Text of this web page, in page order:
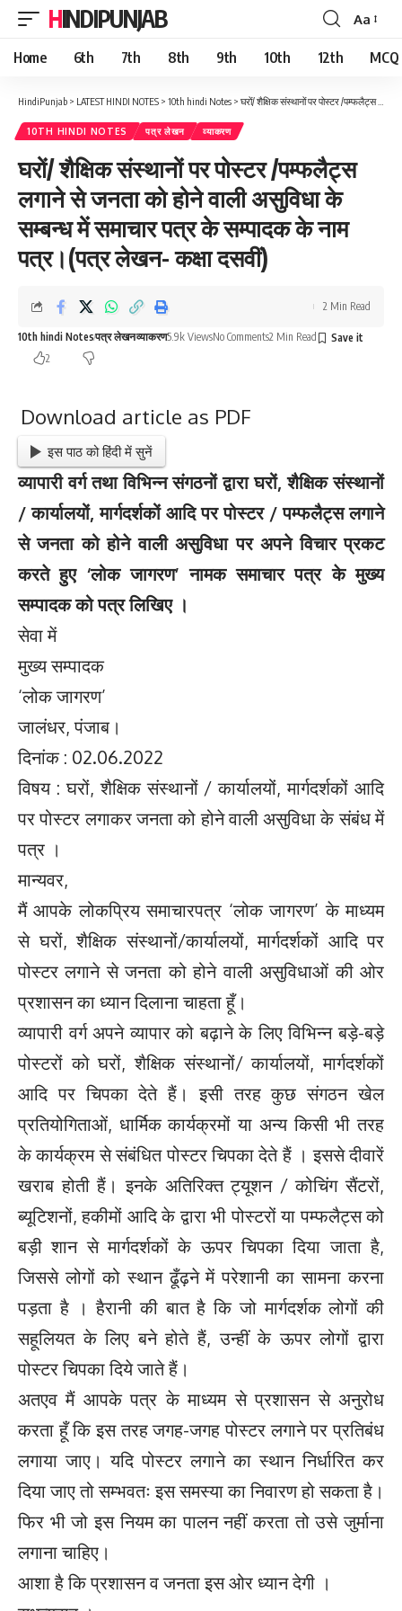
HINDIPUNJAB
Font
Resizer
Aa
Home 6th 7th 8th 9th 10th 12th MCQ
HindiPunjab > LATEST HINDI NOTES > 10th hindi Notes > घरों/ शैक्षिक संस्थानों पर पोस्टर /पम्फलैट्स लगाने से जनता को होने वाली असुविधा के सम्बन्ध में समाचार पत्र के सम्पादक के नाम पत्र।(पत्र लेखन- कक्षा दसवीं)
10TH HINDI NOTES पत्र लेखन व्याकरण
घरों/ शैक्षिक संस्थानों पर पोस्टर /पम्फलैट्स
लगाने से जनता को होने वाली असुविधा के
सम्बन्ध में समाचार पत्र के सम्पादक के नाम
पत्र।(पत्र लेखन- कक्षा दसवीं)
10th hindi Notesपत्र लेखनव्याकरण5.9k ViewsNo Comments2 Min Read
2
2 Min Read
Download article as PDF
इस पाठ को हिंदी में सुनें
व्यापारी वर्ग तथा विभिन्न संगठनों द्वारा घरों, शैक्षिक संस्थानों
/ कार्यालयों, मार्गदर्शकों आदि पर पोस्टर / पम्फलैट्स लगाने
से जनता को होने वाली असुविधा पर अपने विचार प्रकट
करते हुए ‘लोक जागरण’ नामक समाचार पत्र के मुख्य
सम्पादक को पत्र लिखिए ।
सेवा में
मुख्य सम्पादक
‘लोक जागरण’
जालंधर, पंजाब।
दिनांक : 02.06.2022
विषय : घरों, शैक्षिक संस्थानों / कार्यालयों, मार्गदर्शकों आदि
पर पोस्टर लगाकर जनता को होने वाली असुविधा के संबंध में
पत्र ।
मान्यवर,
मैं आपके लोकप्रिय समाचारपत्र ‘लोक जागरण’ के माध्यम
से घरों, शैक्षिक संस्थानों/कार्यालयों, मार्गदर्शकों आदि पर
पोस्टर लगाने से जनता को होने वाली असुविधाओं की ओर
प्रशासन का ध्यान दिलाना चाहता हूँ।
व्यापारी वर्ग अपने व्यापार को बढ़ाने के लिए विभिन्न बड़े-बड़े
पोस्टरों को घरों, शैक्षिक संस्थानों/ कार्यालयों, मार्गदर्शकों
आदि पर चिपका देते हैं। इसी तरह कुछ संगठन खेल
प्रतियोगिताओं, धार्मिक कार्यक्रमों या अन्य किसी भी तरह
के कार्यक्रम से संबंधित पोस्टर चिपका देते हैं । इससे दीवारें
खराब होती हैं। इनके अतिरिक्त ट्यूशन / कोचिंग सैंटरों,
ब्यूटिशनों, हकीमों आदि के द्वारा भी पोस्टरों या पम्फलैट्स को
बड़ी शान से मार्गदर्शकों के ऊपर चिपका दिया जाता है,
जिससे लोगों को स्थान ढूँढ़ने में परेशानी का सामना करना
पड़ता है । हैरानी की बात है कि जो मार्गदर्शक लोगों की
सहूलियत के लिए बने होते हैं, उन्हीं के ऊपर लोगों द्वारा
पोस्टर चिपका दिये जाते हैं।
अतएव मैं आपके पत्र के माध्यम से प्रशासन से अनुरोध
करता हूँ कि इस तरह जगह-जगह पोस्टर लगाने पर प्रतिबंध
लगाया जाए। यदि पोस्टर लगाने का स्थान निर्धारित कर
दिया जाए तो सम्भवतः इस समस्या का निवारण हो सकता है।
फिर भी जो इस नियम का पालन नहीं करता तो उसे जुर्माना
लगाना चाहिए।
आशा है कि प्रशासन व जनता इस ओर ध्यान देगी ।